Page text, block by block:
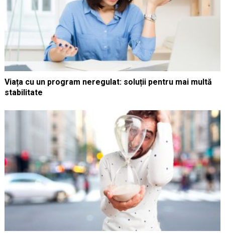
Viața cu un program neregulat: soluții pentru mai multă
stabilitate